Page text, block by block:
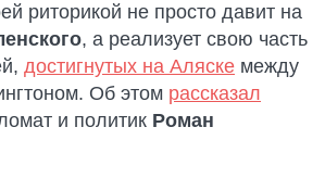
риторикой не просто давит на
, а реализует свою часть
достигнутых на Аляске между
Об этом рассказал
и политик Роман